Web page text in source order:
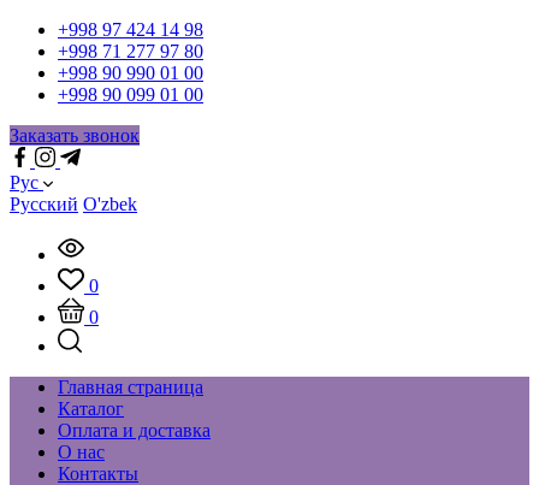
+998 97 424 14 98
+998 71 277 97 80
+998 90 990 01 00
+998 90 099 01 00
Заказать звонок
Рус
Русский O'zbek
0
0
Главная страница
Каталог
Оплата и доставка
О нас
Контакты